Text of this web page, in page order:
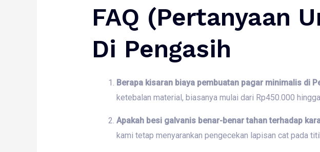
FAQ (Pertanyaan
Di Pengasih
Berapa kisaran biaya pembuatan pagar minimalis di
ketebalan material, biasanya mulai dari Rp450.000
Apakah besi galvanis benar-benar tahan terhadap
kami tetap menyarankan pengecekan lapisan cat pada